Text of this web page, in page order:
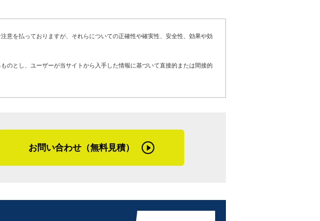
が多いですね。室内の漏れている場所を確認すれば、大抵屋根のどのあ
かはわかります。コロニアルの雨漏り修理は、剥がれた棟を直すことが
強風で飛ばされたり。今でも釘で打つ人もいると思うけど、うちはもう
いは釘ではなくてビスで留めていますね」
れば塩害に強い錆びにくい材料を、降雪地域であればまたそれに合った
など、特性に合わせて対応しています。また都心での施工は、道幅が狭
ねいろは」をご覧になっている、雨漏りや金属屋根（ガルバリウム鋼板
に代表の福島さんからメッセージです。
オリティは当然大事ですし自信もありますが、うちの強みはそれだけで
守るなど、当たり前のことを当たり前にやる会社です。困っているこ
工業では、もう１０年ほど「Fortune Times（フォーチューンタイム
うニュースレターを発行しお客さまに郵送しています。そのおかげでお
意を払っておりますが、それらについての正確性や確実性、安全性、効果や効
のとし、ユーザーが当サイトから入手した情報に基づいて直接的または間接的
お問い合わせ（無料見積）